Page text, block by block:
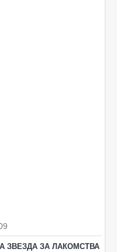
ЗВЕЗДА ЗА ЛАКОМСТВА